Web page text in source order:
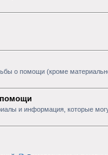
о помощи (кроме
помощи
и информация, которые